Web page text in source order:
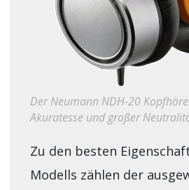
Der Neumann NDH-20
Akuratesse und großer
Zu den besten
Modells zählen der